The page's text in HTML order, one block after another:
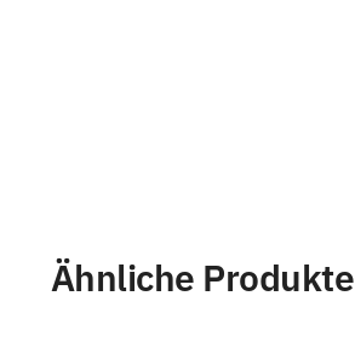
Ähnliche Produkte